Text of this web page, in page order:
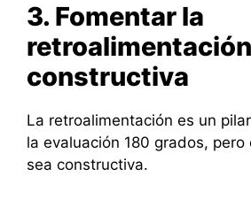
3. Fomentar la
retroalimentación
constructiva
La retroalimentación es un
la evaluación 180 grados, pero
sea constructiva.